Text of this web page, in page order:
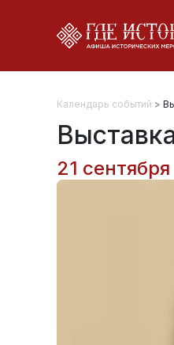
Календарь событий >
21